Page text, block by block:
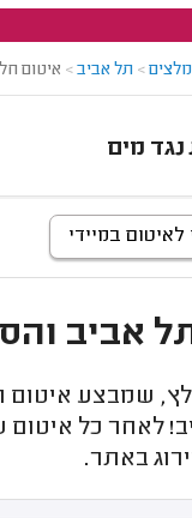
> תל אביב> איטום
נגד מים
לאיטום במיידי
אביב
שמבצע איטום
לאחר כל איטום
באתר.